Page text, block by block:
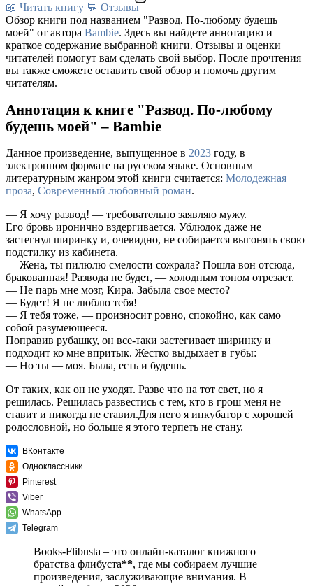
📖 Читать книгу 💬 Отзывы
Обзор книги под названием "Развод. По-любому будешь
моей" от автора Bambie. Здесь вы найдете аннотацию и
краткое содержание выбранной книги. Отзывы и оценки
читателей помогут вам сделать свой выбор. После прочтения
вы также сможете оставить свой обзор и помочь другим
читателям.
Аннотация к книге "Развод. По-любому
будешь моей" – Bambie
Данное произведение, выпущенное в 2023 году, в
электронном формате на русском языке. Основным
литературным жанром этой книги считается: Молодежная
проза, Современный любовный роман.
— Я хочу развод! — требовательно заявляю мужу.
Его бровь иронично вздергивается. Ублюдок даже не
застегнул ширинку и, очевидно, не собирается выгонять свою
подстилку из кабинета.
— Жена, ты пилюлю смелости сожрала? Пошла вон отсюда,
бракованная! Развода не будет, — холодным тоном отрезает.
— Не парь мне мозг, Кира. Забыла свое место?
— Будет! Я не люблю тебя!
— Я тебя тоже, — произносит ровно, спокойно, как само
собой разумеющееся.
Поправив рубашку, он все-таки застегивает ширинку и
подходит ко мне впритык. Жестко выдыхает в губы:
— Но ты — моя. Была, есть и будешь.
От таких, как он не уходят. Разве что на тот свет, но я
решилась. Решилась развестись с тем, кто в грош меня не
ставит и никогда не ставил.Для него я инкубатор с хорошей
родословной, но больше я этого терпеть не стану.
ВКонтакте
Одноклассники
Pinterest
Viber
WhatsApp
Telegram
Books-Flibusta – это онлайн-каталог книжного
братства флибуста**, где мы собираем лучшие
произведения, заслуживающие внимания. В